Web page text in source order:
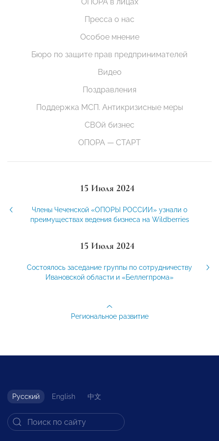
Пресса о нас
Особое мнение
Бюро по защите прав предпринимателей
Видео
Поздравления
Поддержка МСП. Антикризисные меры
СВОй бизнес
ОПОРА — СТАРТ
15 Июля 2024
Члены Чеченской «ОПОРЫ РОССИИ» узнали о
преимуществах ведения бизнеса на Wildberries
15 Июля 2024
Состоялось заседание группы по сотрудничеству
Ивановской области и «Беллегпрома»
Региональное развитие
Русский English 中文